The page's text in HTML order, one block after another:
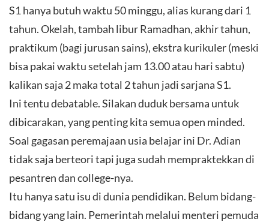
S1 hanya butuh waktu 50 minggu, alias kurang dari 1
tahun. Okelah, tambah libur Ramadhan, akhir tahun,
praktikum (bagi jurusan sains), ekstra kurikuler (meski
bisa pakai waktu setelah jam 13.00 atau hari sabtu)
kalikan saja 2 maka total 2 tahun jadi sarjana S1.
Ini tentu debatable. Silakan duduk bersama untuk
dibicarakan, yang penting kita semua open minded.
Soal gagasan peremajaan usia belajar ini Dr. Adian
tidak saja berteori tapi juga sudah mempraktekkan di
pesantren dan college-nya.
Itu hanya satu isu di dunia pendidikan. Belum bidang-
bidang yang lain. Pemerintah melalui menteri pemuda